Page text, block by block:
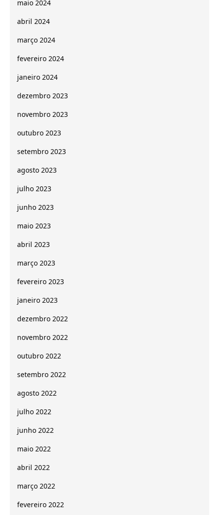
maio 2024
abril 2024
março 2024
fevereiro 2024
janeiro 2024
dezembro 2023
novembro 2023
outubro 2023
setembro 2023
agosto 2023
julho 2023
junho 2023
maio 2023
abril 2023
março 2023
fevereiro 2023
janeiro 2023
dezembro 2022
novembro 2022
outubro 2022
setembro 2022
agosto 2022
julho 2022
junho 2022
maio 2022
abril 2022
março 2022
fevereiro 2022